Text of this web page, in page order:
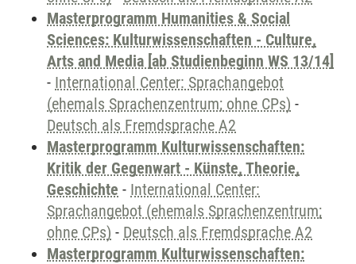
Masterprogramm Humanities & Social
Sciences: Kulturwissenschaften - Culture,
Arts and Media [ab Studienbeginn WS 13/14]
- International Center: Sprachangebot
(ehemals Sprachenzentrum; ohne CPs) -
Deutsch als Fremdsprache A2
Masterprogramm Kulturwissenschaften:
Kritik der Gegenwart - Künste, Theorie,
Geschichte - International Center:
Sprachangebot (ehemals Sprachenzentrum;
ohne CPs) - Deutsch als Fremdsprache A2
Masterprogramm Kulturwissenschaften: